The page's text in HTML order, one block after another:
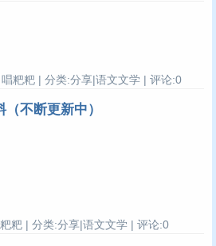
粑粑 | 分类:分享|语文文学 | 评论:0
不断更新中）
粑 | 分类:分享|语文文学 | 评论:0